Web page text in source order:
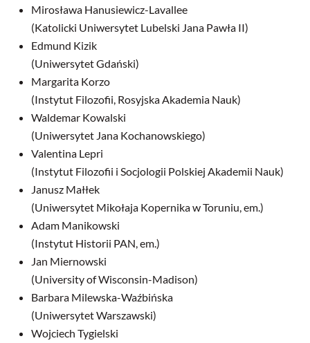
Mirosława Hanusiewicz-Lavallee
(Katolicki Uniwersytet Lubelski Jana Pawła II)
Edmund Kizik
(Uniwersytet Gdański)
Margarita Korzo
(Instytut Filozofii, Rosyjska Akademia Nauk)
Waldemar Kowalski
(Uniwersytet Jana Kochanowskiego)
Valentina Lepri
(Instytut Filozofii i Socjologii Polskiej Akademii Nauk)
Janusz Małłek
(Uniwersytet Mikołaja Kopernika w Toruniu, em.)
Adam Manikowski
(Instytut Historii PAN, em.)
Jan Miernowski
(University of Wisconsin-Madison)
Barbara Milewska-Waźbińska
(Uniwersytet Warszawski)
Wojciech Tygielski